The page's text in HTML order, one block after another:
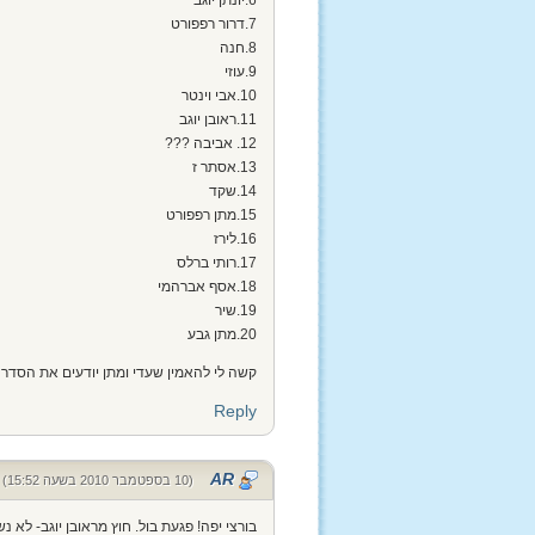
7.דרור רפפורט
8.חנה
9.עוזי
10.אבי וינטר
11.ראובן יוגב
12. אביבה ???
13.אסתר ז
14.שקד
15.מתן רפפורט
16.לירז
17.רותי ברלס
18.אסף אברהמי
19.שיר
20.מתן גבע
קשה לי להאמין שעדי ומתן יודעים את הסדר
Reply
AR (10 בספטמבר 2010 בשעה 15:52)
בורצי יפה! פגעת בול. חוץ מראובן יוגב- לא